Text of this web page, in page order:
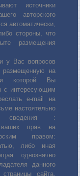
источники
авторского
автоматически,
стороны, что
размещения
у Вас вопросов
размещенную на
которой Вы
с интересующим
е-mail на
настоятельно
сведения :
ваших прав на
правом:
либо иная
однозначно
данного
сайта,